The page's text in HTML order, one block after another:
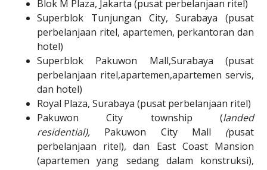
Blok M Plaza, Jakarta (pusat perbelanjaan ritel)
Superblok Tunjungan City, Surabaya (pusat
perbelanjaan ritel, apartemen, perkantoran dan
hotel)
Superblok Pakuwon Mall,Surabaya (pusat
perbelanjaan ritel,apartemen,apartemen servis,
dan hotel)
Royal Plaza, Surabaya (pusat perbelanjaan ritel)
Pakuwon City township (landed
residential), Pakuwon City Mall (pusat
perbelanjaan ritel), dan East Coast Mansion
(apartemen yang sedang dalam konstruksi),